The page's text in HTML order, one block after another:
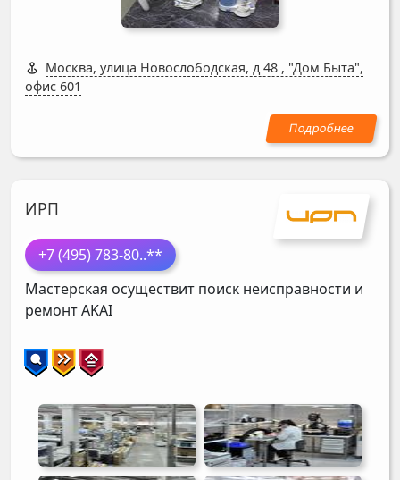
Москва, улица Новослободская, д 48 , "Дом Быта",
офис 601
ИРП
+7 (495) 783-80..**
Мастерская осуществит поиск неисправности и
ремонтAKAI